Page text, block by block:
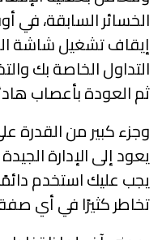
الخسائر السابقة، في
إيقاف تشغيل شاشة
التداول الخاصة بك
ثم العودة بأعصاب
وجزء كبير من القدرة
يعود إلى الإدارة
يجب عليك استخدم
تخاطر كثيرًا في أي